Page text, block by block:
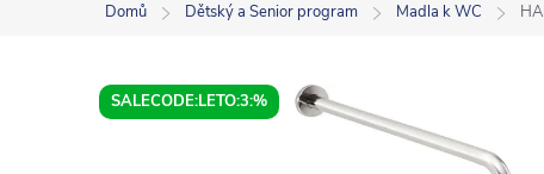
Domů Dětský a Senior program Madla k WC
SALECODE:LETO:3:%